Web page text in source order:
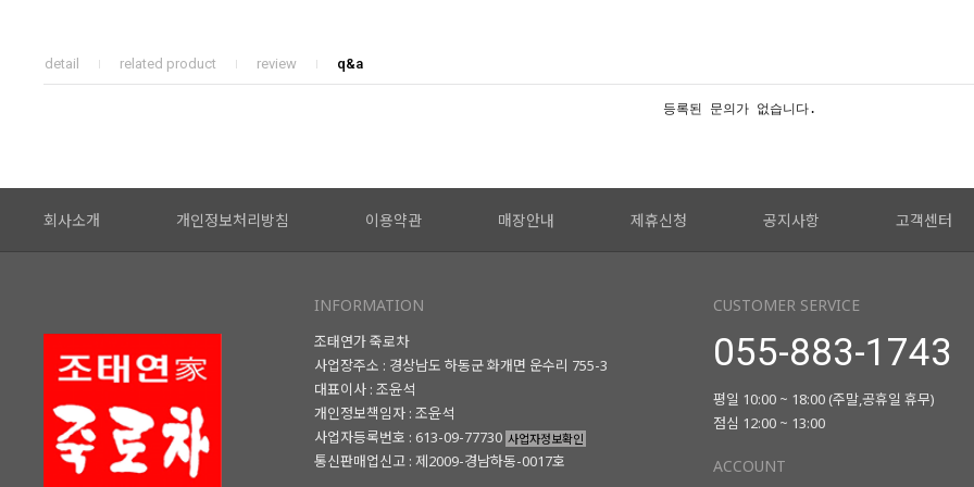
detail related product review q&a
등록된 문의가 없습니다.
회사소개 개인정보처리방침 이용약관 매장안내 제휴신청 공지사항 고객센터
INFORMATION
조태연가 죽로차
사업장주소 : 경상남도 하동군 화개면 운수리 755-3
대표이사 : 조윤석
개인정보책임자 : 조윤석
사업자등록번호 : 613-09-77730 사업자정보확인
통신판매업신고 : 제2009-경남하동-0017호
CUSTOMER SERVICE
055-883-1743
평일 10:00 ~ 18:00 (주말,공휴일 휴무)
점심 12:00 ~ 13:00
ACCOUNT